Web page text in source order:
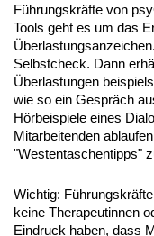
Führungskräfte von
Tools geht es um das
Selbstcheck. Dann
Überlastungen
wie so ein Gespräch
Hörbeispiele eines
Mitarbeitenden
"Westentaschentipps"
Wichtig:
keine Therapeutinnen
Eindruck haben, dass